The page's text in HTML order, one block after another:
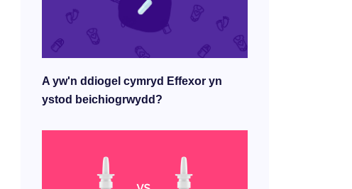
A yw'n ddiogel cymryd Effexor yn
ystod beichiogrwydd?